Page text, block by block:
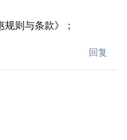
则与条款》；
回复